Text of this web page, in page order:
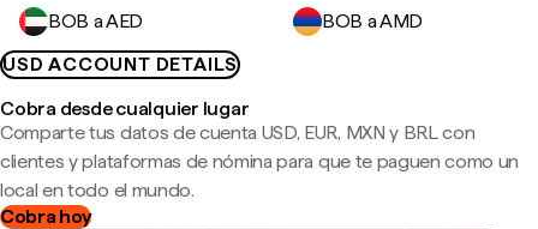
BOB a AED
BOB a AMD
USD ACCOUNT DETAILS
Cobra desde cualquier lugar
Comparte tus datos de cuenta USD, EUR, MXN y BRL con
clientes y plataformas de nómina para que te paguen como un
local en todo el mundo.
Cobra hoy